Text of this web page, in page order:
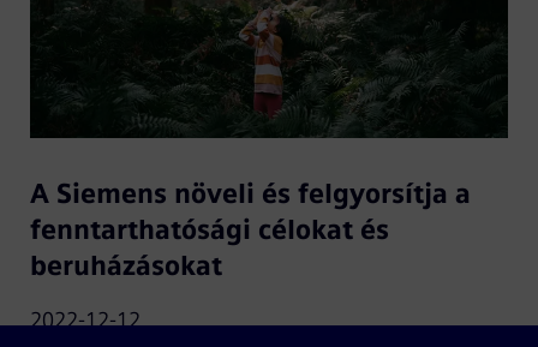
A Siemens növeli és felgyorsítja a
fenntarthatósági célokat és
beruházásokat
2022-12-12